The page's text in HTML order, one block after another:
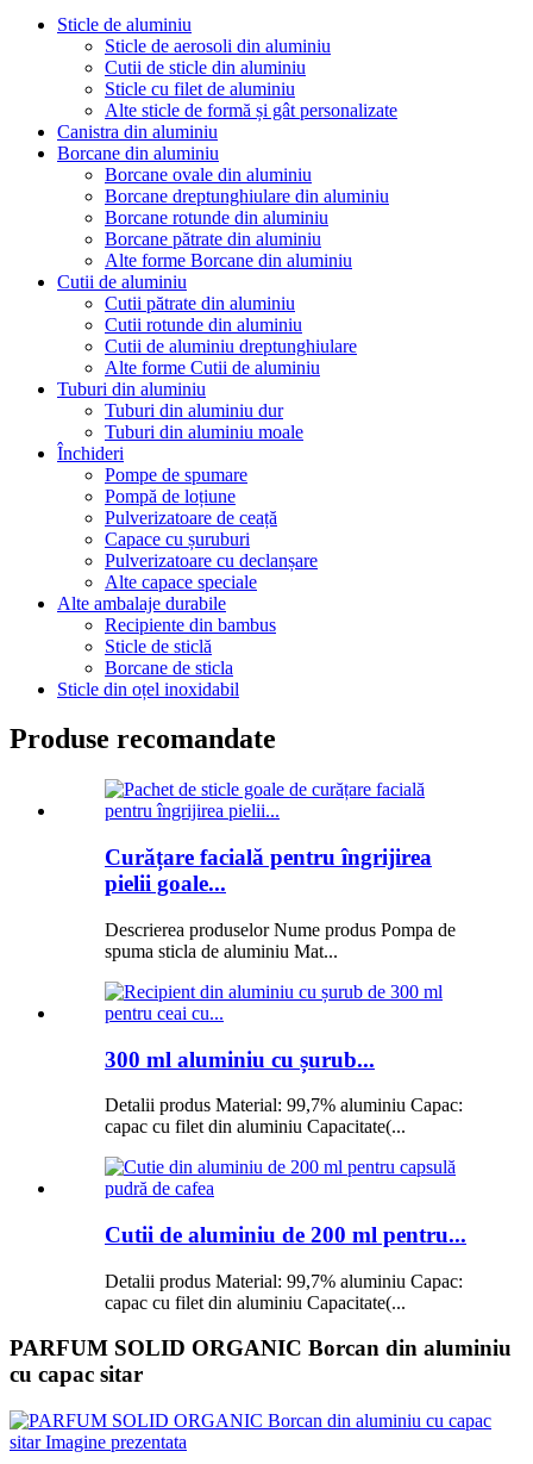
Sticle de aluminiu
Sticle de aerosoli din aluminiu
Cutii de sticle din aluminiu
Sticle cu filet de aluminiu
Alte sticle de formă și gât personalizate
Canistra din aluminiu
Borcane din aluminiu
Borcane ovale din aluminiu
Borcane dreptunghiulare din aluminiu
Borcane rotunde din aluminiu
Borcane pătrate din aluminiu
Alte forme Borcane din aluminiu
Cutii de aluminiu
Cutii pătrate din aluminiu
Cutii rotunde din aluminiu
Cutii de aluminiu dreptunghiulare
Alte forme Cutii de aluminiu
Tuburi din aluminiu
Tuburi din aluminiu dur
Tuburi din aluminiu moale
Închideri
Pompe de spumare
Pompă de loțiune
Pulverizatoare de ceață
Capace cu șuruburi
Pulverizatoare cu declanșare
Alte capace speciale
Alte ambalaje durabile
Recipiente din bambus
Sticle de sticlă
Borcane de sticla
Sticle din oțel inoxidabil
Produse recomandate
Curățare facială pentru îngrijirea
pielii goale...
Descrierea produselor Nume produs Pompa de
spuma sticla de aluminiu Mat...
300 ml aluminiu cu șurub...
Detalii produs Material: 99,7% aluminiu Capac:
capac cu filet din aluminiu Capacitate(...
Cutii de aluminiu de 200 ml pentru...
Detalii produs Material: 99,7% aluminiu Capac:
capac cu filet din aluminiu Capacitate(...
PARFUM SOLID ORGANIC Borcan din aluminiu
cu capac sitar